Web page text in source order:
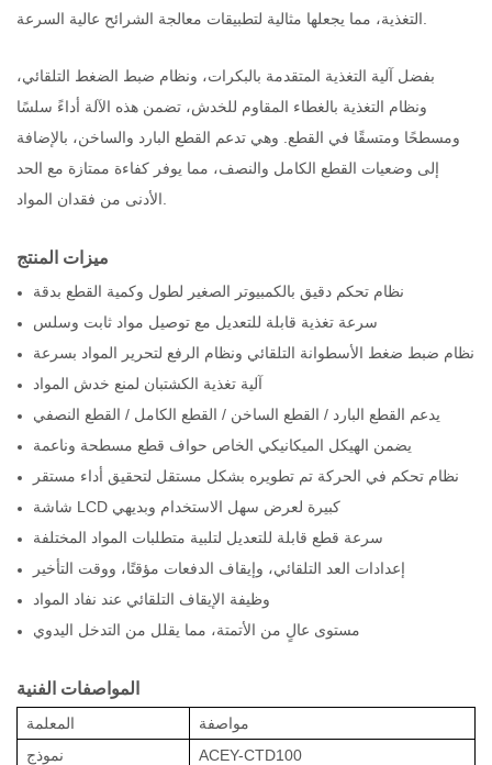
بفضل آلية التغذية المتقدمة بالبكرات، ونظام ضبط الضغط التلقائي،
ونظام التغذية بالغطاء المقاوم للخدش، تضمن هذه الآلة أداءً سلسًا
ومسطحًا ومتسقًا في القطع. وهي تدعم القطع البارد والساخن، بالإضافة
إلى وضعيات القطع الكامل والنصف، مما يوفر كفاءة ممتازة مع الحد
ميزات المنتج
نظام تحكم دقيق بالكمبيوتر الصغير لطول وكمية القطع بدقة
سرعة تغذية قابلة للتعديل مع توصيل مواد ثابت وسلس
نظام ضبط ضغط الأسطوانة التلقائي ونظام الرفع لتحرير المواد بسرعة
آلية تغذية الكشتبان لمنع خدش المواد
يدعم القطع البارد / القطع الساخن / القطع الكامل / القطع النصفي
يضمن الهيكل الميكانيكي الخاص حواف قطع مسطحة وناعمة
نظام تحكم في الحركة تم تطويره بشكل مستقل لتحقيق أداء مستقر
شاشة LCD كبيرة لعرض سهل الاستخدام وبديهي
سرعة قطع قابلة للتعديل لتلبية متطلبات المواد المختلفة
إعدادات العد التلقائي، وإيقاف الدفعات مؤقتًا، ووقت التأخير
وظيفة الإيقاف التلقائي عند نفاد المواد
مستوى عالٍ من الأتمتة، مما يقلل من التدخل اليدوي
المواصفات الفنية
المعلمة
مواصفة
نموذج
ACEY-CTD100